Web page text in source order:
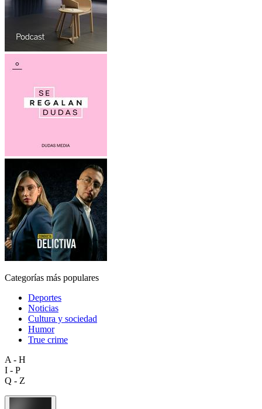
Categorías más populares
Deportes
Noticias
Cultura y sociedad
Humor
True crime
A - H
I - P
Q - Z